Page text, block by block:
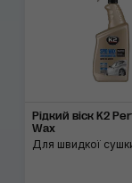
Рідкий віск K2
Wax
Для швидкої